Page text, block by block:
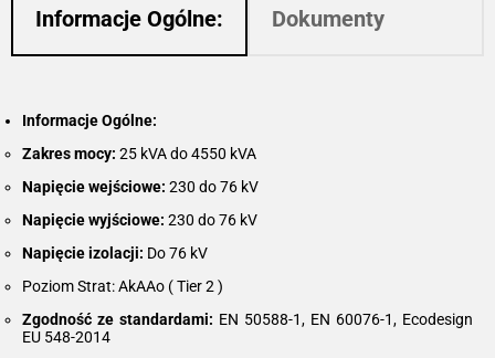
Informacje Ogólne: Dokumenty
Informacje Ogólne:
Zakres mocy: 25 kVA do 4550 kVA
Napięcie wejściowe: 230 do 76 kV
Napięcie wyjściowe: 230 do 76 kV
Napięcie izolacji: Do 76 kV
Poziom Strat: AkAAo ( Tier 2 )
Zgodność ze standardami: EN 50588-1, EN 60076-1, Ecodesign
EU 548-2014